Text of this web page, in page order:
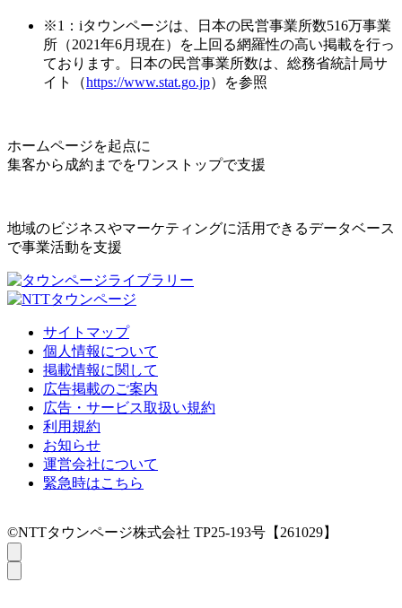
※1：iタウンページは、日本の民営事業所数516万事業
所（2021年6月現在）を上回る網羅性の高い掲載を行っ
ております。日本の民営事業所数は、総務省統計局サ
イト（https://www.stat.go.jp）を参照
ホームページを起点に
集客から成約までをワンストップで支援
地域のビジネスやマーケティングに活用できるデータベース
で事業活動を支援
サイトマップ
個人情報について
掲載情報に関して
広告掲載のご案内
広告・サービス取扱い規約
利用規約
お知らせ
運営会社について
緊急時はこちら
©NTTタウンページ株式会社 TP25-193号【261029】